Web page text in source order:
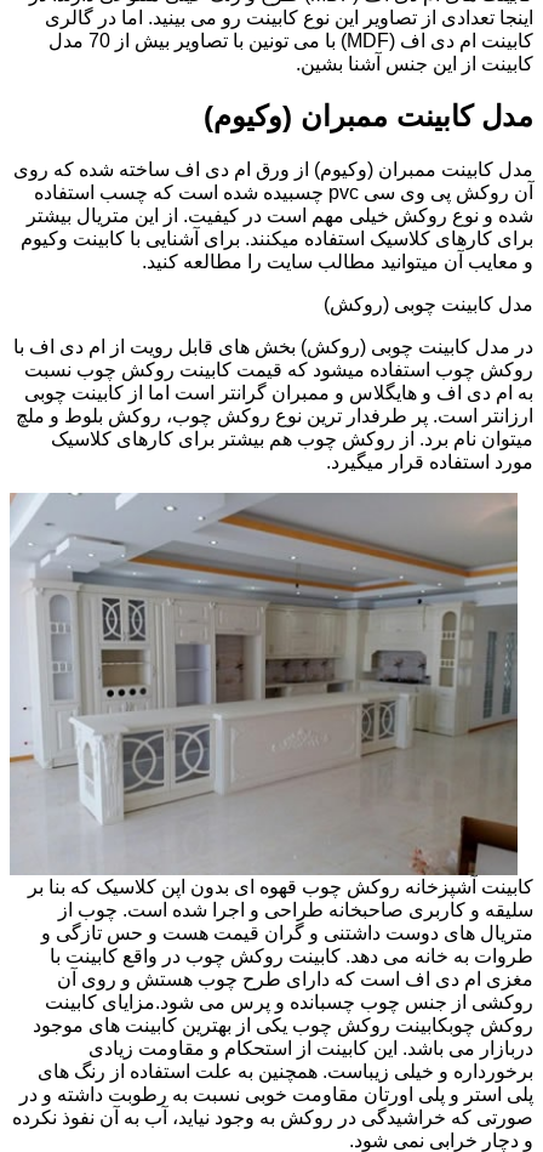
اینجا تعدادی از تصاویر این نوع کابینت رو می بینید. اما در گالری
کابینت ام دی اف (MDF) با می تونین با تصاویر بیش از 70 مدل
کابینت از این جنس آشنا بشین.
مدل کابینت ممبران (وکیوم)
مدل کابینت ممبران (وکیوم) از ورق ام دی اف ساخته شده که روی
آن روکش پی وی سی pvc چسبیده شده است که چسب استفاده
شده و نوع روکش خیلی مهم است در کیفیت. از این متریال بیشتر
برای کارهای کلاسیک استفاده میکنند. برای آشنایی با کابینت وکیوم
و معایب آن میتوانید مطالب سایت را مطالعه کنید.
مدل کابینت چوبی (روکش)
در مدل کابینت چوبی (روکش) بخش های قابل رویت از ام دی اف با
روکش چوب استفاده میشود که قیمت کابینت روکش چوب نسبت
به ام دی اف و هایگلاس و ممبران گرانتر است اما از کابینت چوبی
ارزانتر است. پر طرفدار ترین نوع روکش چوب، روکش بلوط و ملچ
میتوان نام برد. از روکش چوب هم بیشتر برای کارهای کلاسیک
مورد استفاده قرار میگیرد.
کابینت آشپزخانه روکش چوب قهوه ای بدون اپن کلاسیک که بنا بر
سلیقه و کاربری صاحبخانه طراحی و اجرا شده است. چوب از
متریال های دوست داشتنی و گران قیمت هست و حس تازگی و
طروات به خانه می دهد. کابینت روکش چوب در واقع کابینت با
مغزی ام دی اف است که دارای طرح چوب هستش و روی آن
روکشی از جنس چوب چسبانده و پرس می شود.مزایای کابینت
روکش چوبکابینت روکش چوب یکی از بهترین کابینت های موجود
دربازار می باشد. این کابینت از استحکام و مقاومت زیادی
برخورداره و خیلی زیباست. همچنین به علت استفاده از رنگ های
پلی استر و پلی اورتان مقاومت خوبی نسبت به رطوبت داشته و در
صورتی که خراشیدگی در روکش به وجود نیاید، آب به آن نفوذ نکرده
و دچار خرابی نمی شود.